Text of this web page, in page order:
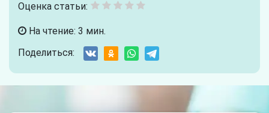
Оценка статьи:
На чтение: 3 мин.
Поделиться: